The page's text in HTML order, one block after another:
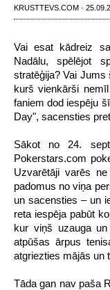
KRUSTTEVS.COM ·
Vai esat kādreiz
Nadālu, spēlējot
stratēģija? Vai
kurš vienkārši
faniem dod iespēju
Day", sacensties
Sākot no 24.
Pokerstars.com
Uzvarētāji varēs
padomus no viņa
un sacensties – un
reta iespēja pabūt
kur viņš uzauga
atpūšas ārpus
atgriezties mājās un
Tāda gan nav paša